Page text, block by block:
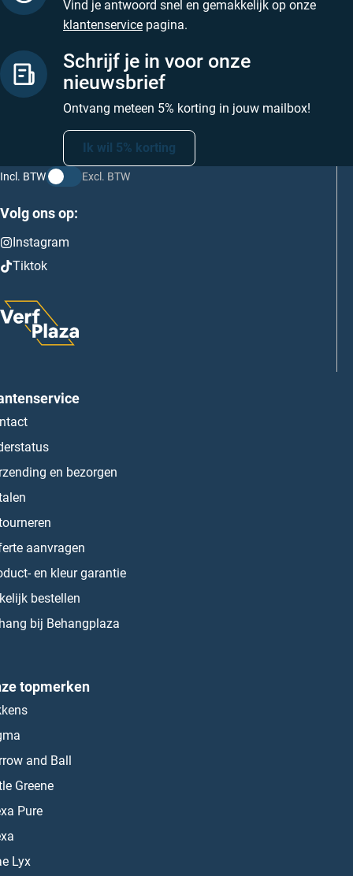
Vind je antwoord snel en gemakkelijk op onze
klantenservice pagina.
Schrijf je in voor onze
nieuwsbrief
Ontvang meteen 5% korting in jouw mailbox!
Ik wil 5% korting
Incl. BTW Excl. BTW
Volg ons op:
Instagram
Tiktok
en bezorgen
aanvragen
en kleur garantie
bestellen
bij Behangplaza
topmerken
and Ball
Greene
Pure
Lyx